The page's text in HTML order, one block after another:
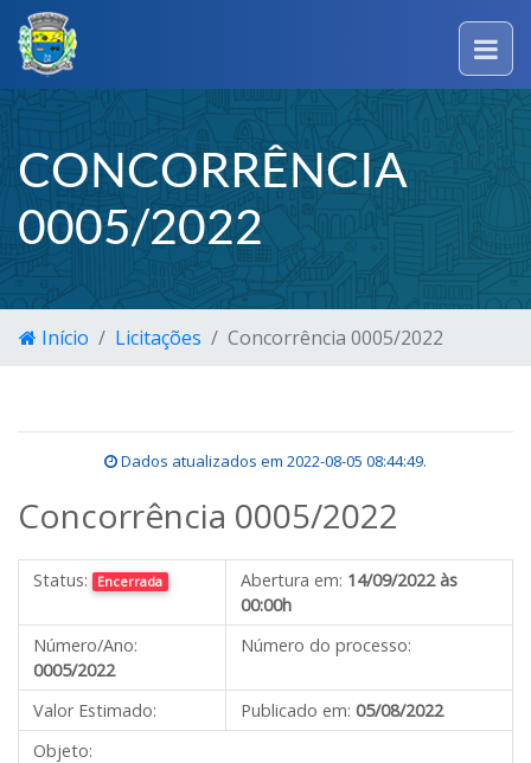
CONCORRÊNCIA
0005/2022
Início Licitações Concorrência 0005/2022
Dados atualizados em 2022-08-05 08:44:49.
Concorrência 0005/2022
Status: Encerrada Abertura em: 14/09/2022 às
00:00h
Número/Ano:
0005/2022
Número do processo:
Valor Estimado: Publicado em: 05/08/2022
Objeto: